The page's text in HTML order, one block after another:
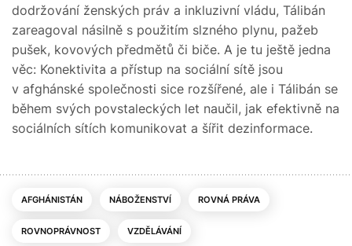
dodržování ženských práv a inkluzivní vládu, Tálibán
zareagoval násilně s použitím slzného plynu, pažeb
pušek, kovových předmětů či biče. A je tu ještě jedna
věc: Konektivita a přístup na sociální sítě jsou
v afghánské společnosti sice rozšířené, ale i Tálibán se
během svých povstaleckých let naučil, jak efektivně na
sociálních sítích komunikovat a šířit dezinformace.
AFGHÁNISTÁN NÁBOŽENSTVÍ ROVNÁ PRÁVA
ROVNOPRÁVNOST VZDĚLÁVÁNÍ